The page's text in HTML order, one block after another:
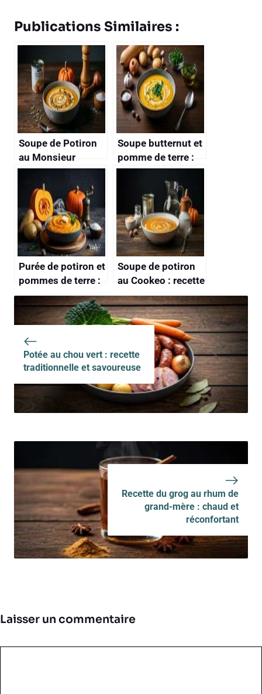
Publications Similaires :
Soupe de Potiron
au Monsieur
Cuisine : recette
Savoureuse et
Facile
Soupe butternut et
pomme de terre :
recette savoureuse
Purée de potiron et
pommes de terre :
recette savoureuse
Soupe de potiron
au Cookeo : recette
facile et rapide
Potée au chou vert : recette
traditionnelle et savoureuse
Recette du grog au rhum de
grand-mère : chaud et
réconfortant
Laisser un commentaire